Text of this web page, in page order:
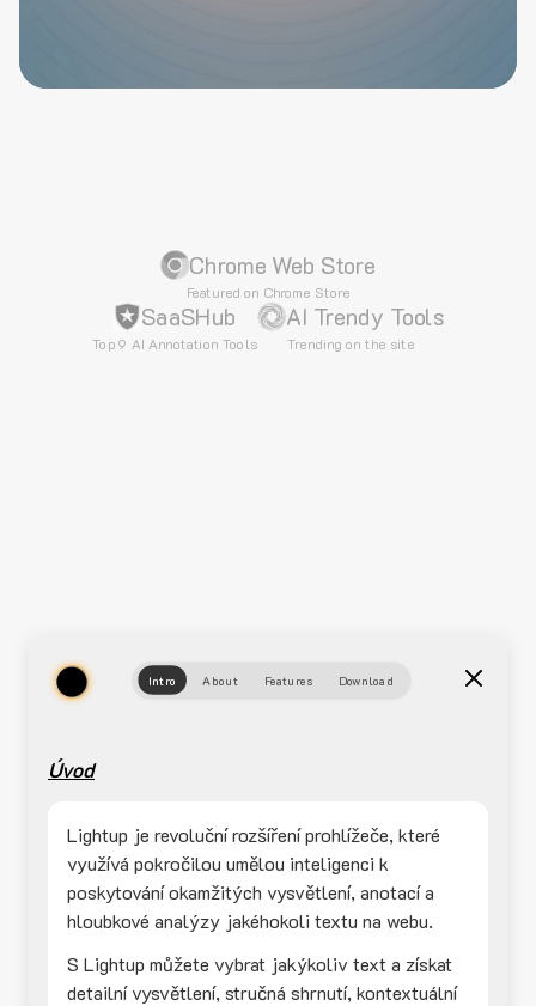
Chrome Web Store
Featured on Chrome Store
SaaSHub
Top 9 AI Annotation Tools
AI Trendy Tools
Trending on the site
Intro About Features Download
Úvod
Lightup je revoluční rozšíření prohlížeče, které
využívá pokročilou umělou inteligenci k
poskytování okamžitých vysvětlení, anotací a
hloubkové analýzy jakéhokoli textu na webu.
S Lightup můžete vybrat jakýkoliv text a získat
detailní vysvětlení, stručná shrnutí, kontextuální